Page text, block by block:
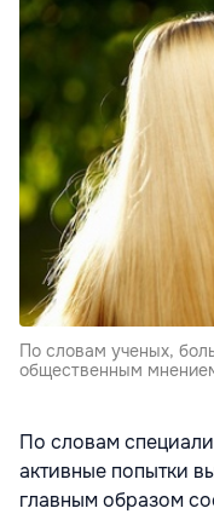
По словам ученых,
общественным
По словам
активные попытки
главным образом